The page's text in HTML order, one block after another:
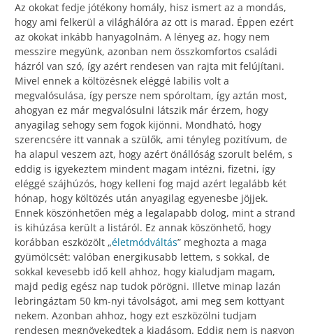
Az okokat fedje jótékony homály, hisz ismert az a mondás,
hogy ami felkerül a világhálóra az ott is marad. Éppen ezért
az okokat inkább hanyagolnám. A lényeg az, hogy nem
messzire megyünk, azonban nem összkomfortos családi
házról van szó, így azért rendesen van rajta mit felújítani.
Mivel ennek a költözésnek eléggé labilis volt a
megvalósulása, így persze nem spóroltam, így aztán most,
ahogyan ez már megvalósulni látszik már érzem, hogy
anyagilag sehogy sem fogok kijönni. Mondható, hogy
szerencsére itt vannak a szülők, ami tényleg pozitívum, de
ha alapul veszem azt, hogy azért önállóság szorult belém, s
eddig is igyekeztem mindent magam intézni, fizetni, így
eléggé szájhúzós, hogy kelleni fog majd azért legalább két
hónap, hogy költözés után anyagilag egyenesbe jöjjek.
Ennek köszönhetően még a legalapabb dolog, mint a strand
is kihúzása került a listáról. Ez annak köszönhető, hogy
korábban eszközölt „életmódváltás” meghozta a maga
gyümölcsét: valóban energikusabb lettem, s sokkal, de
sokkal kevesebb idő kell ahhoz, hogy kialudjam magam,
majd pedig egész nap tudok pörögni. Illetve minap lazán
lebringáztam 50 km-nyi távolságot, ami meg sem kottyant
nekem. Azonban ahhoz, hogy ezt eszközölni tudjam
rendesen megnövekedtek a kiadásom. Eddig nem is nagyon